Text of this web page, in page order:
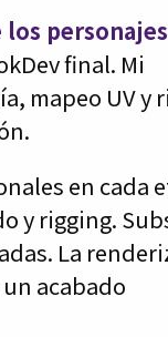
final. Mi
mapeo UV y
en cada
y rigging.
La
acabado